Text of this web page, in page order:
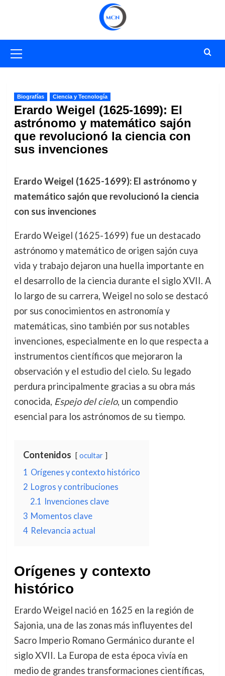
primario
Biografías Ciencia y Tecnología
Erardo Weigel (1625-1699): El
astrónomo y matemático sajón
que revolucionó la ciencia con
sus invenciones
Erardo Weigel (1625-1699): El astrónomo y
matemático sajón que revolucionó la ciencia
con sus invenciones
Erardo Weigel (1625-1699) fue un destacado
astrónomo y matemático de origen sajón cuya
vida y trabajo dejaron una huella importante en
el desarrollo de la ciencia durante el siglo XVII. A
lo largo de su carrera, Weigel no solo se destacó
por sus conocimientos en astronomía y
matemáticas, sino también por sus notables
invenciones, especialmente en lo que respecta a
instrumentos científicos que mejoraron la
observación y el estudio del cielo. Su legado
perdura principalmente gracias a su obra más
conocida, Espejo del cielo, un compendio
esencial para los astrónomos de su tiempo.
Contenidos ocultar
1 Orígenes y contexto histórico
2 Logros y contribuciones
2.1
Invenciones clave
3 Momentos clave
4 Relevancia actual
Orígenes y contexto
histórico
Erardo Weigel nació en 1625 en la región de
Sajonia, una de las zonas más influyentes del
Sacro Imperio Romano Germánico durante el
siglo XVII. La Europa de esta época vivía en
medio de grandes transformaciones científicas,